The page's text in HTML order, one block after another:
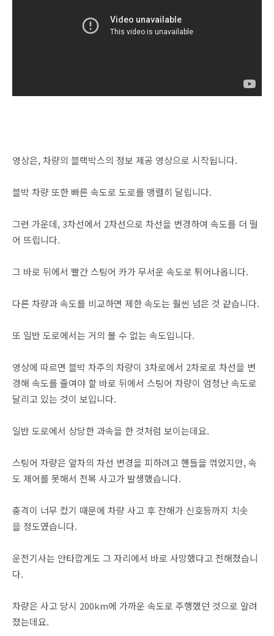
영상은, 차량의 블랙박스의 정보 제공 영상으로 시작됩니다.
블박 차량 또한 빠른 속도로 도로를 맹렬히 달립니다.
그런 가운데, 3차선에서 2차선으로 차선을 변경하여 속도를 더 떨
어 뜨립니다.
그 바로 뒤에서 빨간 스팅어 카가 무서운 속도로 튀어나옵니다.
다른 차량과 속도를 비교하면 제한 속도는 훨씬 넘은 것 같습니다.
또 일반 도로에서는 거의 볼 수 없는 속도입니다.
영상에 따르면 블박 차주의 차량이 3차로에서 2차로로 차선을 변
경해 속도를 줄여야 할 바로 뒤에서 스팅어 차량이 엄청난 속도로
달리고 있는 것이 보입니다.
일반 도로에서 상당한 과속을 한 것처럼 보이는데요.
스팅어 차량은 앞차의 차선 변경을 피하려고 핸들을 꺾었지만, 속
도 제어를 못해서 전복 사고가 발생했습니다.
충격이 너무 컸기 때문에 차량 사고 후 잔해가 신호등까지 치솟
을 정도였습니다.
운전기사는 안타깝게도 그 자리에서 바로 사망했다고 전해졌습니
다.
차량은 사고 당시 200km에 가까운 속도로 주행했던 것으로 알려
졌는데요.